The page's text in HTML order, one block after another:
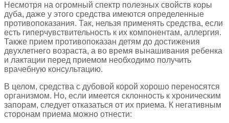
Несмотря на огромный спектр полезных свойств коры
дуба, даже у этого средства имеются определенные
противопоказания. Так, нельзя применять средства, если
есть гиперчувствительность к их компонентам, аллергия.
Также прием противопоказан детям до достижения
двухлетнего возраста, а во время вынашивания ребенка
и лактации перед приемом необходимо получить
врачебную консультацию.
В целом, средства с дубовой корой хорошо переносятся
организмом. Но, если имеется склонность к хроническим
запорам, следует отказаться от их приема. К негативным
сторонам приема можно отнести: